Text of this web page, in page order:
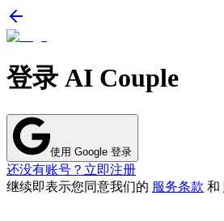
登录 AI Couple
使用 Google 登录
还没有账号？立即注册
继续即表示您同意我们的 服务条款 和